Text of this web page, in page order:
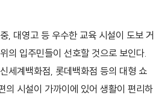
, 대영고 등 우수한 교육 시설이 도보 거
의 입주민들이 선호할 것으로 보인다.
세계백화점, 롯데백화점 등의 대형 쇼
의 시설이 가까이에 있어 생활이 편리하